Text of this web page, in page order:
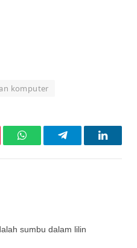
komputer
WhatsAppTelegram
sumbu dalam lilin